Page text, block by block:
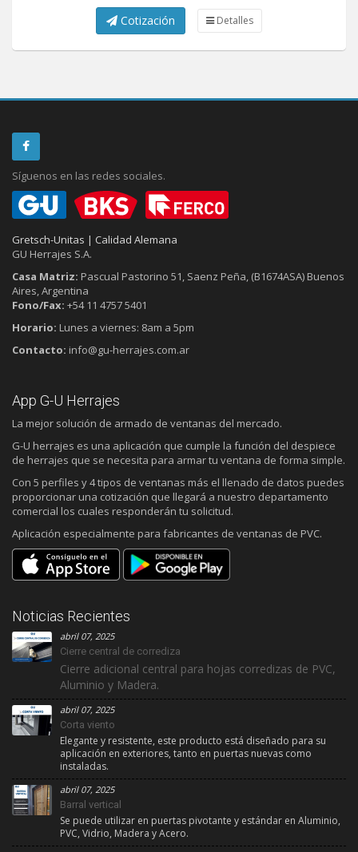
Cotización Detalles
Síguenos en las redes sociales.
Gretsch-Unitas | Calidad Alemana
GU Herrajes S.A.
Casa Matriz: Pascual Pastorino 51, Saenz Peña, (B1674ASA) Buenos
Aires, Argentina
Fono/Fax: +54 11 4757 5401
Horario: Lunes a viernes: 8am a 5pm
Contacto: info@gu-herrajes.com.ar
App G-U Herrajes
La mejor solución de armado de ventanas del mercado.
G-U herrajes es una aplicación que cumple la función del despiece
de herrajes que se necesita para armar tu ventana de forma simple.
Con 5 perfiles y 4 tipos de ventanas más el llenado de datos puedes
proporcionar una cotización que llegará a nuestro departamento
comercial los cuales responderán tu solicitud.
Aplicación especialmente para fabricantes de ventanas de PVC.
Noticias Recientes
abril 07, 2025
Cierre central de corrediza
Cierre adicional central para hojas corredizas de PVC,
Aluminio y Madera.
abril 07, 2025
Corta viento
Elegante y resistente, este producto está diseñado para su
aplicación en exteriores, tanto en puertas nuevas como
instaladas.
abril 07, 2025
Barral vertical
Se puede utilizar en puertas pivotante y estándar en Aluminio,
PVC, Vidrio, Madera y Acero.